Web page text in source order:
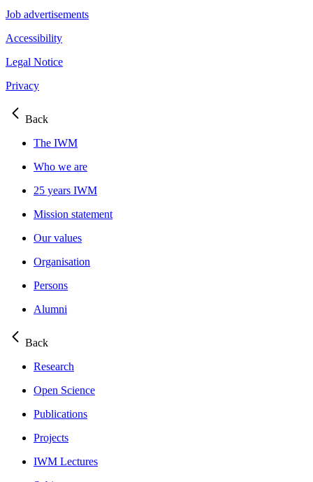
Job advertisements
Accessibility
Legal Notice
Privacy
Back
The IWM
Who we are
25 years IWM
Mission statement
Our values
Organisation
Persons
Alumni
Back
Research
Open Science
Publications
Projects
IWM Lectures